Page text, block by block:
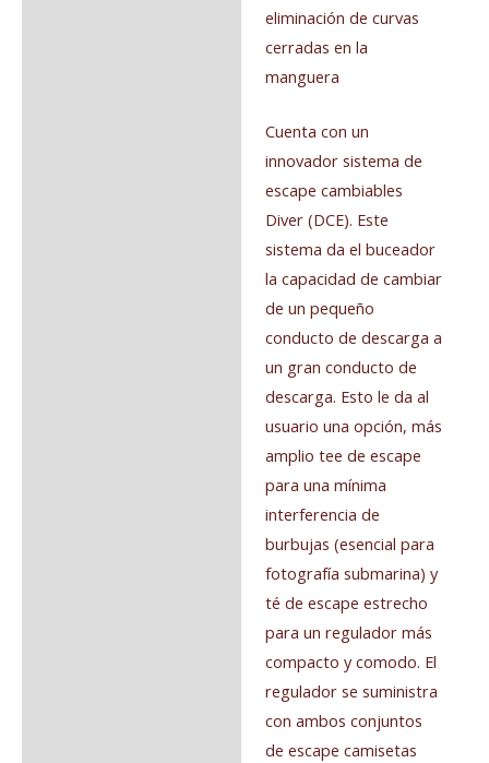
eliminación de curvas
cerradas en la
manguera
Cuenta con un
innovador sistema de
escape cambiables
Diver (DCE). Este
sistema da el buceador
la capacidad de cambiar
de un pequeño
conducto de descarga a
un gran conducto de
descarga. Esto le da al
usuario una opción, más
amplio tee de escape
para una mínima
interferencia de
burbujas (esencial para
fotografía submarina) y
té de escape estrecho
para un regulador más
compacto y comodo. El
regulador se suministra
con ambos conjuntos
de escape camisetas